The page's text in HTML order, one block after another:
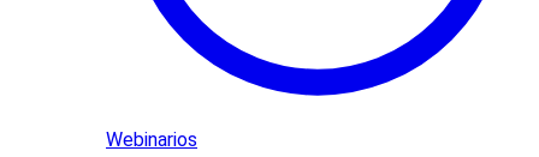
Webinarios